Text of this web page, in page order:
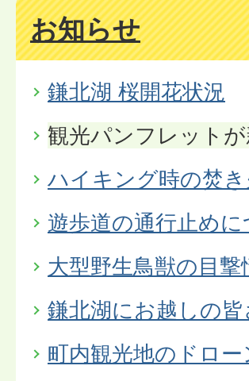
お知らせ
鎌北湖 桜開花状況
観光パンフレット
ハイキング時の焚
遊歩道の通行止めに
大型野生鳥獣の目
鎌北湖にお越しの
町内観光地のドロ